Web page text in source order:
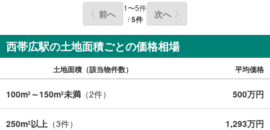
前へ 1〜5件
/5件 次へ
西帯広駅の土地面積ごとの価格相場
土地面積（該当物件数） 平均価格
100m2 ～150m2未満 （2件） 500万円
250m2以上 （3件） 1,293万円